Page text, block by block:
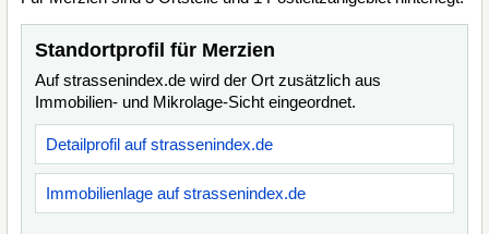
Standortprofil für Merzien
Auf strassenindex.de wird der Ort zusätzlich aus
Immobilien- und Mikrolage-Sicht eingeordnet.
Detailprofil auf strassenindex.de
Immobilienlage auf strassenindex.de